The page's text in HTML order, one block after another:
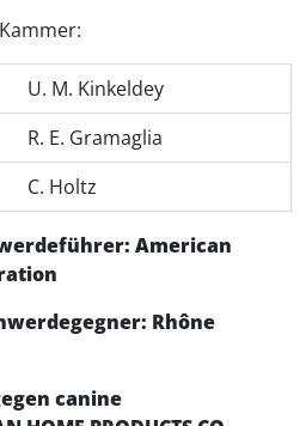
U. M. Kinkeldey
R. E. Gramaglia
C. Holtz
American
Rhône
canine